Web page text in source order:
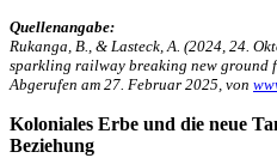
Quellenangabe:
Rukanga, B., & Lasteck, A. (2024, 24.
sparkling railway breaking new ground
Abgerufen am 27. Februar 2025, von
Koloniales Erbe und die neue
Beziehung